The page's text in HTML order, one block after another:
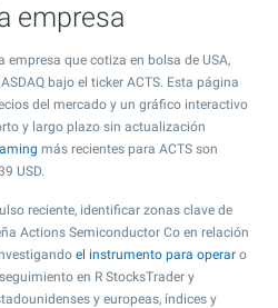
empresa
que cotiza en bolsa de USA,
bajo el ticker ACTS. Esta página
del mercado y un gráfico interactivo
y largo plazo sin actualización
más recientes para ACTS son
USD.
reciente, identificar zonas clave de
Actions Semiconductor Co en relación
el instrumento para operar o
en R StocksTrader y
y europeas, índices y